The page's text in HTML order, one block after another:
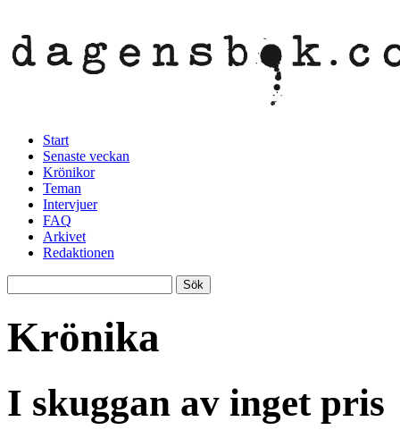
Start
Senaste veckan
Krönikor
Teman
Intervjuer
FAQ
Arkivet
Redaktionen
Krönika
I skuggan av inget pris